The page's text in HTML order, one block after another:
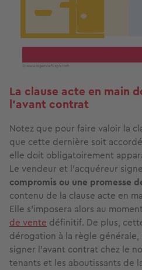
La clause acte en main
l’avant contrat
Notez que pour faire valoir la
que cette dernière soit
elle doit obligatoirement
Le vendeur et l'acquéreur
compromis ou une promesse
contenu de la clause acte en
Elle s’imposera alors au
de vente définitif. De plus,
dérogation à la règle
signer l’avant contrat chez le
tenants et les aboutissants de